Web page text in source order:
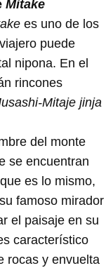
Mitake
es uno de los
puede
nipona. En el
rincones
Mitaje jinja
del monte
se encuentran
es lo mismo,
famoso mirador
el paisaje en su
característico
rocas y envuelta